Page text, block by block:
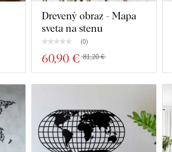
Drevený obraz - Mapa
sveta na stenu
(0)
60,90 € 81,20 €